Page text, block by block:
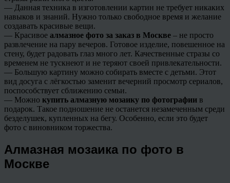
— Данная техника в изготовлении картин не требует никаких
навыков и знаний. Нужно только свободное время и желание
создавать красивые вещи.
— Красивое алмазное фото за заказ в Москве – не просто
развлечение на пару вечеров. Готовое изделие, повешенное на
стену, будет радовать глаз много лет. Качественные стразы со
временем не тускнеют и не теряют своей привлекательности.
— Большую картину можно собирать вместе с детьми. Этот
вид досуга с лёгкостью заменит вечерний просмотр сериалов,
поспособствует сближению семьи.
— Можно купить алмазную мозаику по фотографии в
подарок. Такое подношение не останется незамеченным среди
безделушек, купленных на бегу. Особенно, если это будет
фото с виновником торжества.
Алмазная мозаика по фото в
Москве